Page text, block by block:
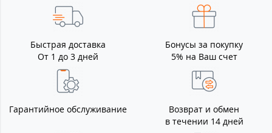
Быстрая доставка
От 1 до 3 дней
Бонусы за покупку
5% на Ваш счет
Гарантийное обслуживание
Возврат и обмен
в течении 14 дней